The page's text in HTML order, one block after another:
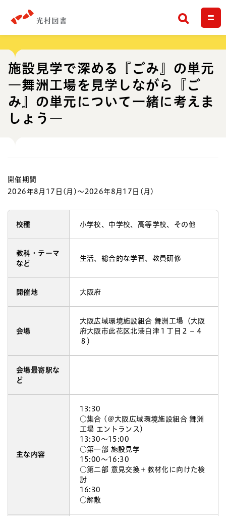
検索
施設見学で深める『ごみ』の単元
―舞洲工場を見学しながら『ご
み』の単元について一緒に考えま
しょう―
開催期間
2026年8月17日(月)〜2026年8月17日(月)
校種 小学校、中学校、高等学校、その他
教科・テーマ
など
生活、総合的な学習、教員研修
開催地 大阪府
会場
大阪広域環境施設組合 舞洲工場（大阪
府大阪市此花区北港白津１丁目２−４
８）
会場最寄駅な
ど
主な内容
13:30
○集合 (＠大阪広域環境施設組合 舞洲
工場 エントランス)
13:30～15:00
○第一部 施設見学
15:00～16:30
○第二部 意見交換＋教材化に向けた検
討
16:30
○解散